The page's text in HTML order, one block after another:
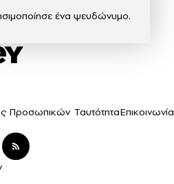
ένα ψευδώνυμο.
Προσωπικών ΤαυτότηταΕπικοινωνία